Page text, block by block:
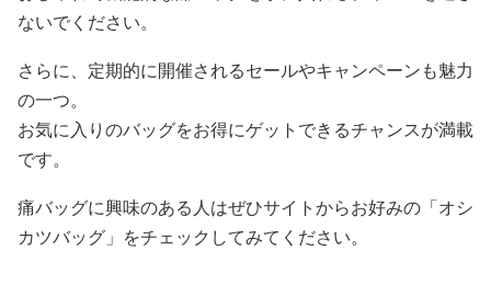
ないでください。
さらに、定期的に開催されるセールやキャンペーンも魅力
の一つ。
お気に入りのバッグをお得にゲットできるチャンスが満載
です。
痛バッグに興味のある人はぜひサイトからお好みの「オシ
カツバッグ」をチェックしてみてください。